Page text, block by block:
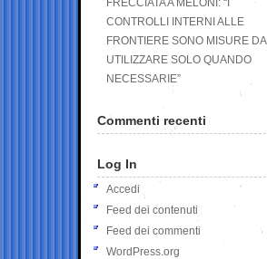
FRECCIATA A MELONI: “I
CONTROLLI INTERNI ALLE
FRONTIERE SONO MISURE DA
UTILIZZARE SOLO QUANDO
NECESSARIE”
Commenti recenti
Log In
Accedi
Feed dei contenuti
Feed dei commenti
WordPress.org